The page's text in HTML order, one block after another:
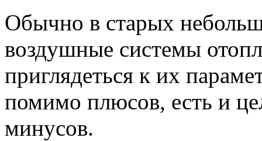
Обычно в старых
воздушные системы
приглядеться к их
помимо плюсов, есть и
минусов.